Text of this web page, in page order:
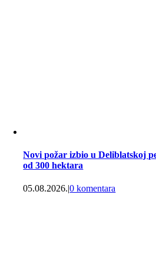
Novi požar izbio u Deliblatskoj
od 300 hektara
05.08.2026.|0 komentara